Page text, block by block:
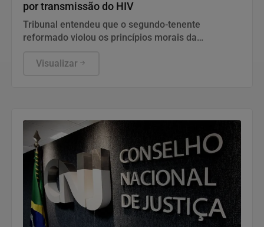
por transmissão do HIV
Tribunal entendeu que o segundo-tenente
reformado violou os princípios morais da
companheiras.
Visualizar